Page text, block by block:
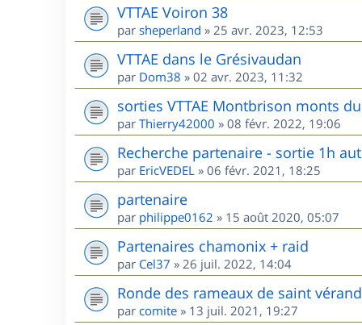
VTTAE Voiron 38
par sheperland » 25 avr. 2023, 12:53
VTTAE dans le Grésivaudan
par Dom38 » 02 avr. 2023, 11:32
sorties VTTAE Montbrison monts du
par Thierry42000 » 08 févr. 2022, 19:06
Recherche partenaire - sortie 1h
par EricVEDEL » 06 févr. 2021, 18:25
partenaire
par philippe0162 » 15 août 2020, 05:07
Partenaires chamonix + raid
par Cel37 » 26 juil. 2022, 14:04
Ronde des rameaux de saint
par comite » 13 juil. 2021, 19:27